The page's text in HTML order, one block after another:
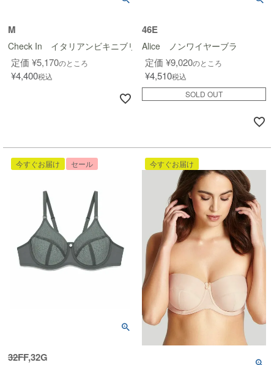
M
Check In イタリアンビキニブリーフ(単体)
定価 ¥5,170のところ
¥4,400税込
46E
Alice ノンワイヤーブラ
定価 ¥9,020のところ
¥4,510税込
SOLD OUT
今すぐお届け セール
32FF,32G
今すぐお届け